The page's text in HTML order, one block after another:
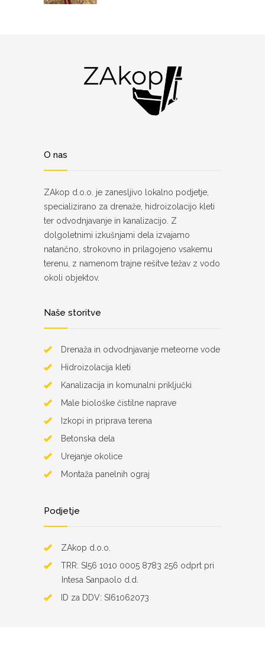
O nas
ZAkop d.o.o. je zanesljivo lokalno podjetje,
specializirano za drenaže, hidroizolacijo kleti
ter odvodnjavanje in kanalizacijo. Z
dolgoletnimi izkušnjami dela izvajamo
natančno, strokovno in prilagojeno vsakemu
terenu, z namenom trajne rešitve težav z vodo
okoli objektov.
Naše storitve
Drenaža in odvodnjavanje meteorne vode
Hidroizolacija kleti
Kanalizacija in komunalni priključki
Male biološke čistilne naprave
Izkopi in priprava terena
Betonska dela
Urejanje okolice
Montaža panelnih ograj
Podjetje
ZAkop d.o.o.
TRR: SI56 1010 0005 8783 256 odprt pri
Intesa Sanpaolo d.d.
ID za DDV: SI61062073